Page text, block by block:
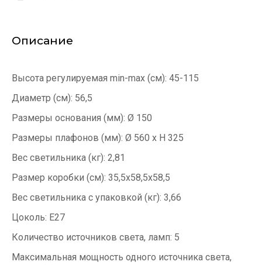
Описание
Высота регулируемая min-max (см): 45-115
Диаметр (см): 56,5
Размеры основания (мм): Ø 150
Размеры плафонов (мм): Ø 560 x H 325
Вес светильника (кг): 2,81
Размер коробки (см): 35,5x58,5x58,5
Вес светильника с упаковкой (кг): 3,66
Цоколь: E27
Количество источников света, ламп: 5
Максимальная мощность одного источника света,